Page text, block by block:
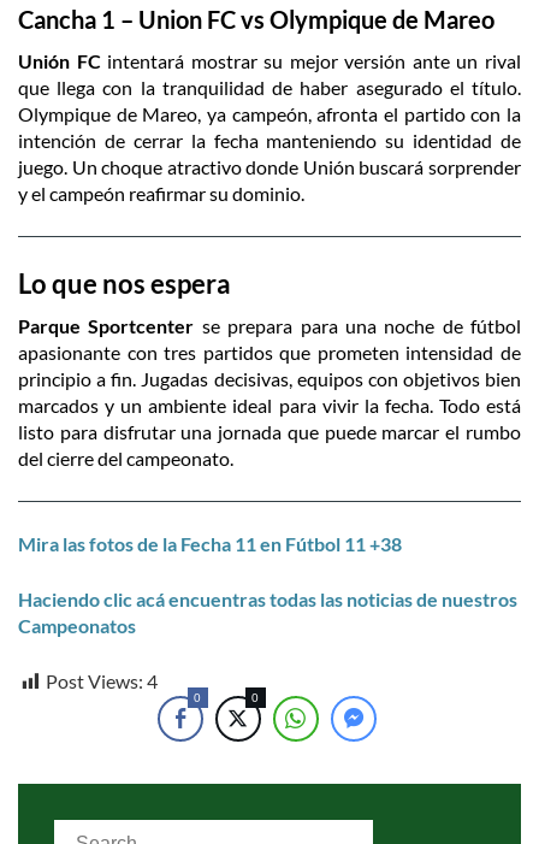
Cancha 1 – Union FC vs Olympique de Mareo
Unión FCintentará mostrar su mejor versión ante un rival
que llega con la tranquilidad de haber asegurado el título.
Olympique de Mareo, ya campeón, afronta el partido con la
intención de cerrar la fecha manteniendo su identidad de
juego. Un choque atractivo donde Unión buscará sorprender
y el campeón reafirmar su dominio.
Lo que nos espera
Parque Sportcenter se prepara para una noche de fútbol
apasionante con tres partidos que prometen intensidad de
principio a fin. Jugadas decisivas, equipos con objetivos bien
marcados y un ambiente ideal para vivir la fecha. Todo está
listo para disfrutar una jornada que puede marcar el rumbo
del cierre del campeonato.
Mira las fotos de la Fecha 11 en Fútbol 11 +38
Haciendo clic acá encuentras todas las noticias de nuestros
Campeonatos
Post Views: 4
0 0
Search